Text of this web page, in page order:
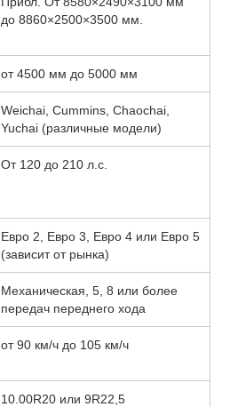
до 8860×2500×3500 мм.
от 4500 мм до 5000 мм
Weichai, Cummins, Chaochai,
Yuchai (различные модели)
От 120 до 210 л.с.
Евро 2, Евро 3, Евро 4 или Евро 5
(зависит от рынка)
Механическая, 5, 8 или более
передач переднего хода
от 90 км/ч до 105 км/ч
10.00R20 или 9R22,5